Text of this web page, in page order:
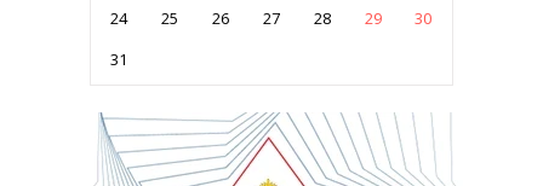
24
25 26 27 28 29
30
31